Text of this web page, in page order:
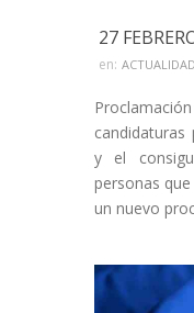
27
en: ACTUALIDAD
candidaturas
y el
personas
un nuevo